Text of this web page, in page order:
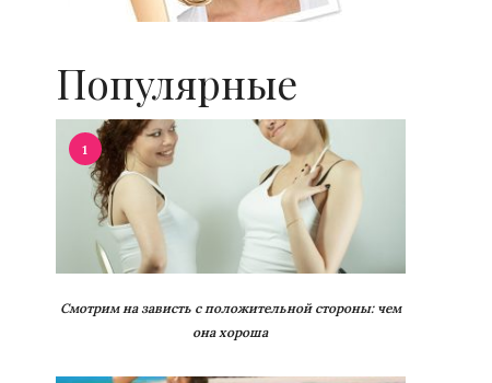
Популярные
1
Смотрим на зависть с положительной стороны: чем
она хороша